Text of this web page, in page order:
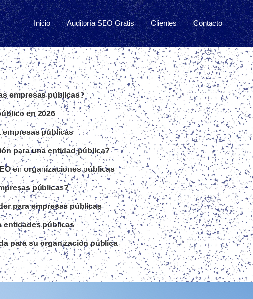
Inicio Auditoría SEO Gratis Clientes Contacto
empresas públicas?
en 2026
empresas públicas
para una entidad pública?
en organizaciones públicas
públicas?
para empresas públicas
entidades públicas
para su organización pública